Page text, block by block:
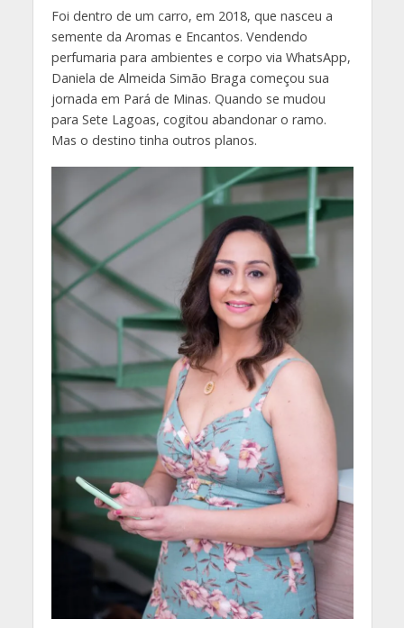
Foi dentro de um carro, em 2018, que nasceu a
semente da Aromas e Encantos. Vendendo
perfumaria para ambientes e corpo via WhatsApp,
Daniela de Almeida Simão Braga começou sua
jornada em Pará de Minas. Quando se mudou
para Sete Lagoas, cogitou abandonar o ramo.
Mas o destino tinha outros planos.